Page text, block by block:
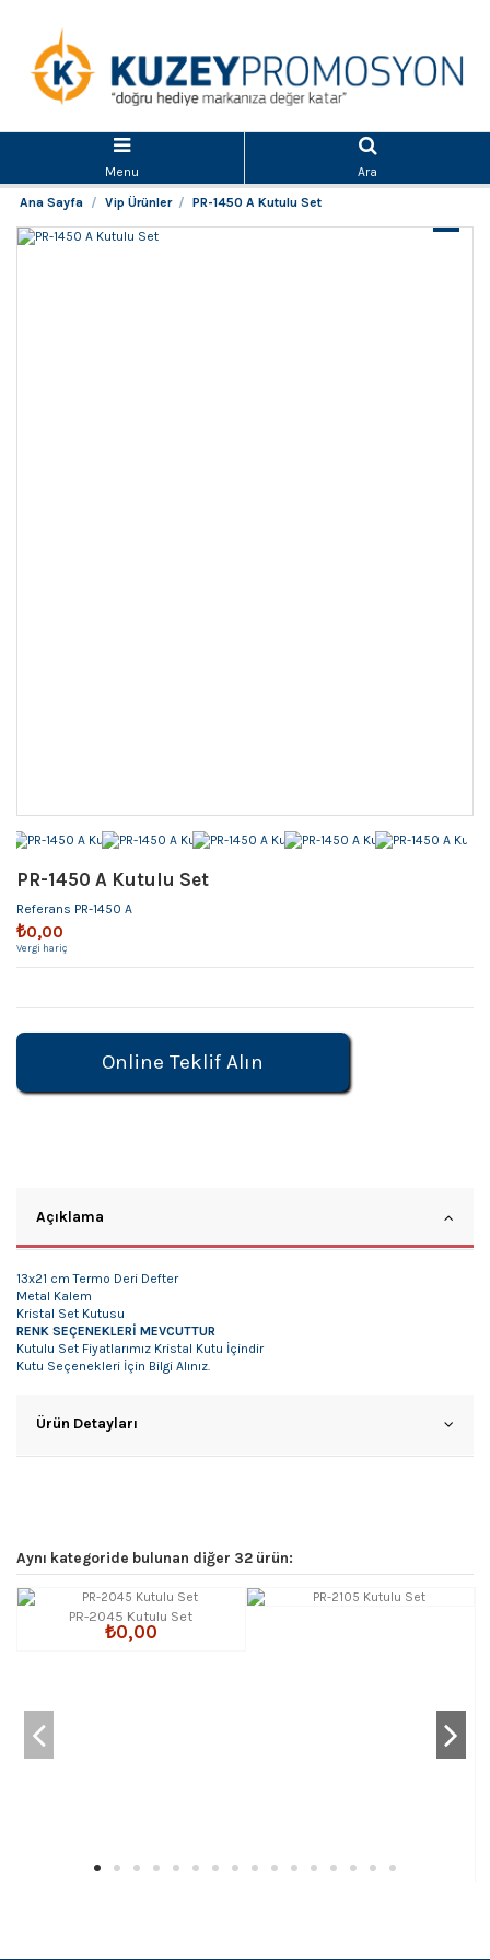
Menu
Ara
Ana Sayfa
Vip Ürünler PR-1450 A Kutulu Set
PR-1450 A Kutulu Set
Referans PR-1450 A
₺0,00
Vergi hariç
Online Teklif Alın
Açıklama
13x21 cm Termo Deri Defter
Metal Kalem
Kristal Set Kutusu
RENK SEÇENEKLERİ MEVCUTTUR
Kutulu Set Fiyatlarımız Kristal Kutu İçindir
Kutu Seçenekleri İçin Bilgi Alınız.
Ürün Detayları
Aynı kategoride bulunan diğer 32 ürün:
PR-2045 Kutulu Set
₺0,00